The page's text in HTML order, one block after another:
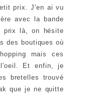
prix. J'en ai vu
avec la bande
prix là, on hésite
des boutiques où
mais ces
Et enfin, je
bretelles trouvé
que je ne quitte